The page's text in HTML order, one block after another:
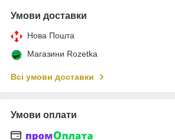
Умови доставки
Нова Пошта
Магазини Rozetka
Всі умови доставки
Умови оплати